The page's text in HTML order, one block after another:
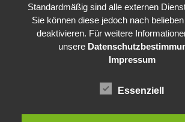
Standardmäßig sind alle externen
Sie können diese jedoch nach
deaktivieren. Für weitere
unsere
Impressum
Essenziell